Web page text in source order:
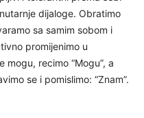
dijaloge. Obratimo
sa samim sobom i
promijenimo u
mogu, recimo “Mogu”, a
se i pomislimo: “Znam”.